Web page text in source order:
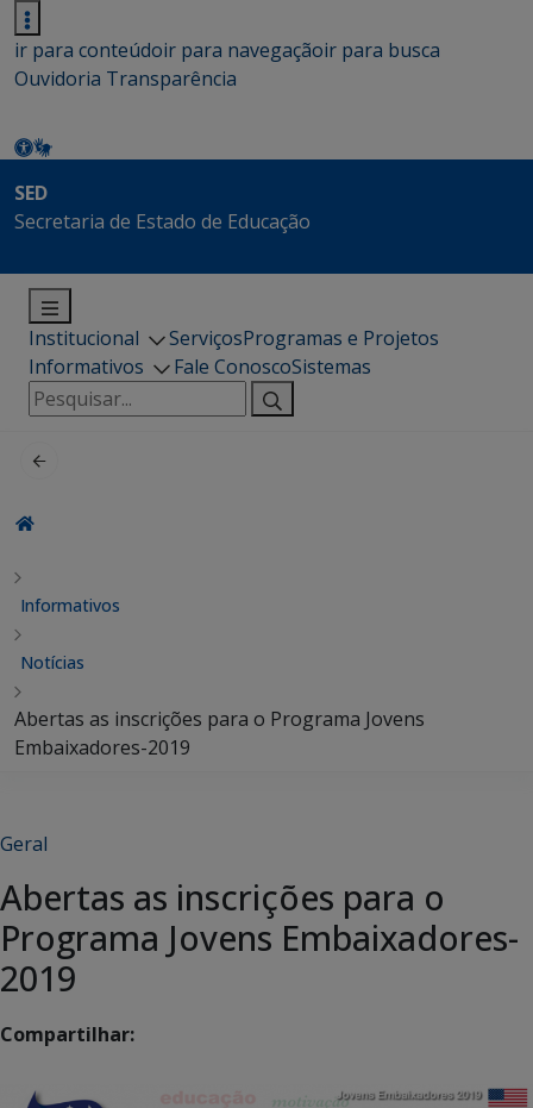
ir para conteúdoir para navegaçãoir para busca
Ouvidoria Transparência
SED
Secretaria de Estado de Educação
Institucional ServiçosProgramas e Projetos
Informativos
Fale ConoscoSistemas
Pesquisar
por:
Informativos
Notícias
Abertas as inscrições para o Programa Jovens
Embaixadores-2019
Geral
Abertas as inscrições para o
Programa Jovens Embaixadores-
2019
Compartilhar: